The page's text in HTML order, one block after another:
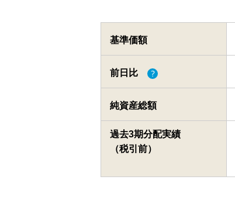
基準価額
前日比
純資産総額
過去3期分配実績
（税引前）